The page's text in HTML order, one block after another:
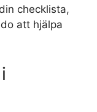
checklista,
att hjälpa